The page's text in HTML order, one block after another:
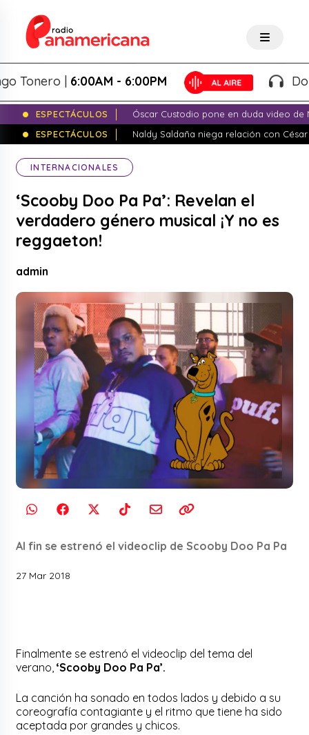
|6:00AM - 6:00PM
ESPECTÁCULOS
Óscar Custodio pone en duda video de
ESPECTÁCULOS
Naldy Saldaña niega relación con
INTERNACIONALES
‘Scooby Doo Pa Pa’: Revelan el
verdadero género musical ¡Y no es
reggaeton!
admin
Al fin se estrenó el videoclip de Scooby Doo Pa Pa
27 Mar 2018
Finalmente se estrenó el videoclip del tema del
verano,‘Scooby Doo Pa Pa’.
La canción ha sonado en todos lados y debido a su
coreografía contagiante y el ritmo que tiene ha sido
aceptada por grandes y chicos.